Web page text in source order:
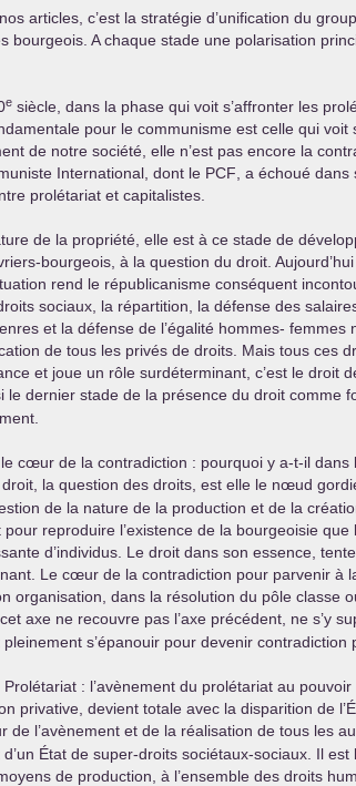
articles, c’est la stratégie d’unification du
A chaque stade une polarisation
e siècle, dans la phase qui voit s’affronter les
pour le communisme est celle qui
de notre société, elle n’est pas encore la
International, dont le PCF , a échoué
prolétariat et capitalistes.
de la propriété, elle est à ce stade de
bourgeois, à la question du droit.
rend le républicanisme conséquent
sociaux, la répartition, la défense des
et la défense de l’égalité hommes-
de tous les privés de droits. Mais tous
et joue un rôle surdéterminant, c’est le droit
dernier stade de la présence du droit comme
cœur de la contradiction : pourquoi y a-t-il
la question des droits, est elle le nœud
de la nature de la production et de la
reproduire l’existence de la bourgeoisie
d’individus. Le droit dans son essence,
Le cœur de la contradiction pour parvenir
organisation, dans la résolution du pôle classe
axe ne recouvre pas l’axe précédent, ne s’y
s’épanouir pour devenir contradiction
: l’avènement du prolétariat au
privative, devient totale avec la disparition de
l’avènement et de la réalisation de tous les
État de super-droits sociétaux-sociaux. Il
de production, à l’ensemble des droits